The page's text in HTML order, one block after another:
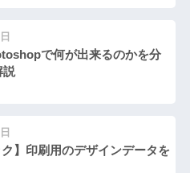
で何が出来るのかを分
説
ク】印刷用のデザインデータを